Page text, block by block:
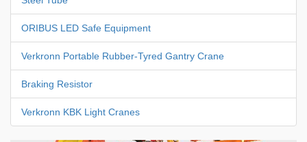
ORIBUS LED Safe Equipment
Verkronn Portable Rubber-Tyred Gantry Crane
Braking Resistor
Verkronn KBK Light Cranes